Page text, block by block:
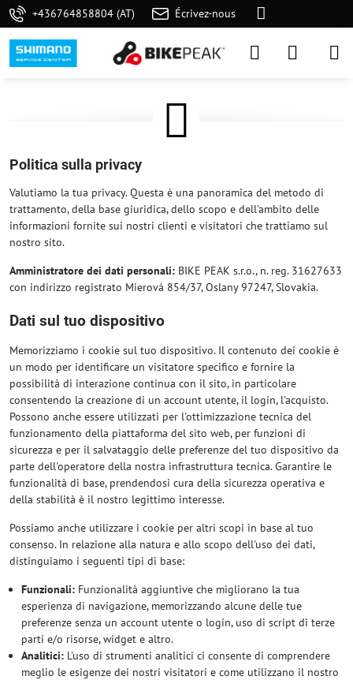
+436764858804 (AT) Écrivez-nous
Politica sulla privacy
Valutiamo la tua privacy. Questa è una panoramica del metodo di
trattamento, della base giuridica, dello scopo e dell'ambito delle
informazioni fornite sui nostri clienti e visitatori che trattiamo sul
nostro sito.
Amministratore dei dati personali: BIKE PEAK s.r.o., n. reg. 31627633
con indirizzo registrato Mierová 854/37, Oslany 97247, Slovakia.
Dati sul tuo dispositivo
Memorizziamo i cookie sul tuo dispositivo. Il contenuto dei cookie è
un modo per identificare un visitatore specifico e fornire la
possibilità di interazione continua con il sito, in particolare
consentendo la creazione di un account utente, il login, l'acquisto.
Possono anche essere utilizzati per l'ottimizzazione tecnica del
funzionamento della piattaforma del sito web, per funzioni di
sicurezza e per il salvataggio delle preferenze del tuo dispositivo da
parte dell'operatore della nostra infrastruttura tecnica. Garantire le
funzionalità di base, prendendosi cura della sicurezza operativa e
della stabilità è il nostro legittimo interesse.
Possiamo anche utilizzare i cookie per altri scopi in base al tuo
consenso. In relazione alla natura e allo scopo dell'uso dei dati,
distinguiamo i seguenti tipi di base:
Funzionali: Funzionalità aggiuntive che migliorano la tua
esperienza di navigazione, memorizzando alcune delle tue
preferenze senza un account utente o login, uso di script di terze
parti e/o risorse, widget e altro.
Analitici: L'uso di strumenti analitici ci consente di comprendere
meglio le esigenze dei nostri visitatori e come utilizzano il nostro